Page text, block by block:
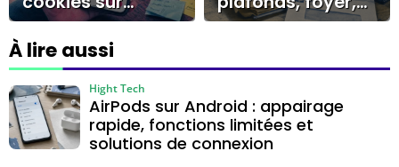
Android : guide
pratique pour une
navigation fluide
et privée
forfait logement
À lire aussi
AirPods sur Android : appairage
rapide, fonctions limitées et
solutions de connexion
Hight Tech